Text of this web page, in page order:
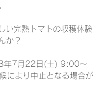
い完熟トマトの収穫体験
か？
7月22日(土) 9:00～
により中止となる場合が